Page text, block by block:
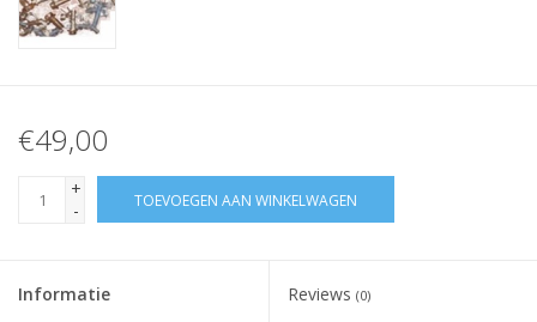
€49,00
+
-
TOEVOEGEN AAN WINKELWAGEN
Informatie Reviews (0)